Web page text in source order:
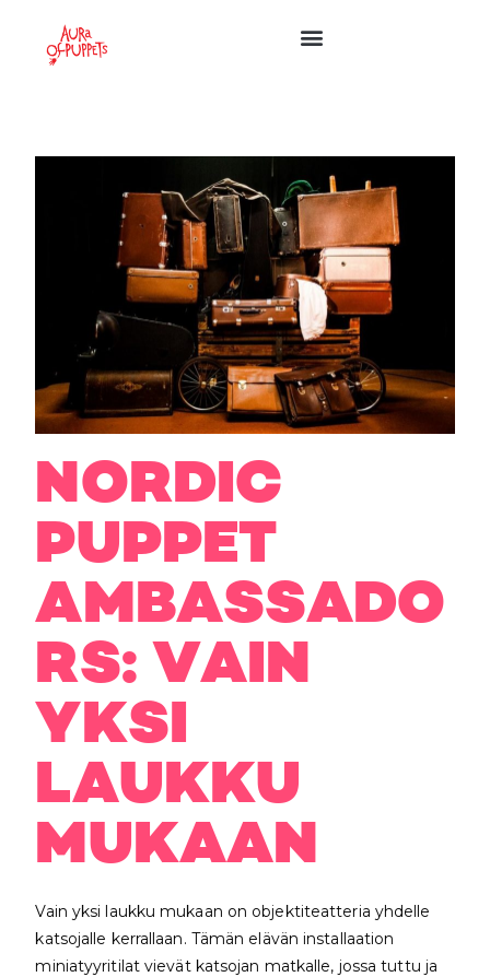
NORDIC
PUPPET
AMBASSADO
RS: VAIN
YKSI
LAUKKU
MUKAAN
Vain yksi laukku mukaan on objektiteatteria yhdelle
katsojalle kerrallaan. Tämän elävän installaation
miniatyyritilat vievät katsojan matkalle, jossa tuttu ja